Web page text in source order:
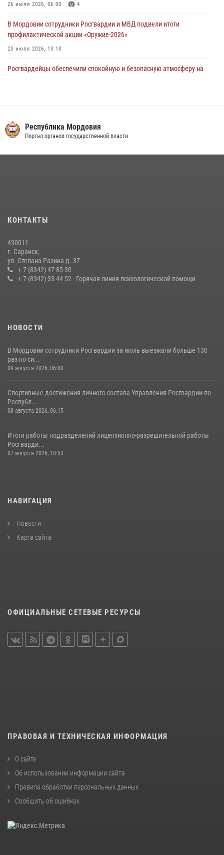
26 июля 2026, 06:00 4
В Мордовии сотрудники Росгвардии и МВД подвели итоги
профилактической акции «Оружие‑2026»
23 июля 2026, 13:10
Росгвардейцы обеспечили спокойную и безопасную атмосферу на
обеспечили безопасность на футбольных мероприятиях: от
регионального турнира до Суперкубка России
содействии сотрудников Росгвардии
Сотрудники Росгвардии обеспечили безопасность Всероссийского
конкурса профмастерства в Саранске
23 июля 2026, 11:54 4
Республика Мордовия
Портал органов государственной власти
КОНТАКТЫ
430011
г. Саранск,
ул. Степана Разина д. 37
+ 7 (8342) 47-85-30
+ 7 (8342) 33-44-52 - Горячая линия психологической помощи
НОВОСТИ
В Мордовии сотрудники Росгвардии за июль выезжали больше 130
раз по си...
09 августа 2026, 06:00
Спортивные достижения личного состава Управления Росгвардии по
Республ...
08 августа 2026, 06:15
Итоги работы подразделений лицензионно-разрешительной работы
Росгварди...
07 августа 2026, 10:53
НАВИГАЦИЯ
Новости
Карта сайта
ОФИЦИАЛЬНЫЕ СЕТЕВЫЕ РЕСУРСЫ
ПРАВОВАЯ И ТЕХНИЧЕСКАЯ ИНФОРМАЦИЯ
О сайте
Об использовании информации сайта
Правила обработки персональных данных
Сообщить об ошибках